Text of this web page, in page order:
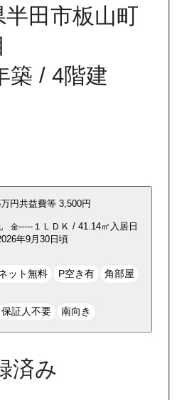
半田市板山町
築 / 4階建
円共益費等 3,500円
金-----１ＬＤＫ / 41.14㎡ 入居日
年9月30日頃
ット無料 P空き有 角部屋
保証人不要 南向き
済み